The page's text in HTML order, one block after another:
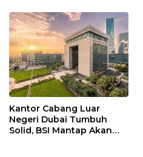
Kantor Cabang Luar
Negeri Dubai Tumbuh
Solid, BSI Mantap Akan